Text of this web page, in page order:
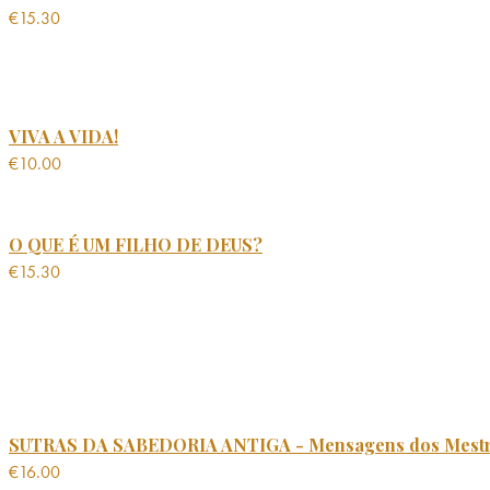
€15.30
VIVA A VIDA!
€10.00
O QUE É UM FILHO DE DEUS?
€15.30
SUTRAS DA SABEDORIA ANTIGA - Mensagens dos
€16.00